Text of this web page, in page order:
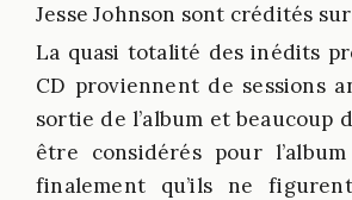
Jesse Johnson sont crédités
La quasi totalité des inédits
CD proviennent de sessions
sortie de l’album et beaucoup
être considérés pour
finalement qu’ils ne